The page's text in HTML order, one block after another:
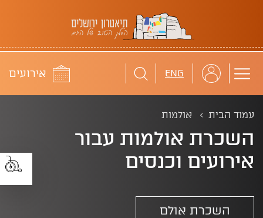
תיאטרון ירושלים
ENG לוח
אירועים
עמוד הבית אולמות
השכרת אולמות עבור
אירועים וכנסים
השכרת אולם